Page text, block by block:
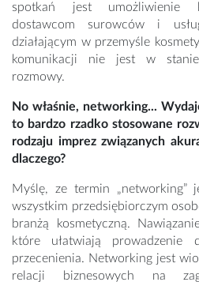
spotkań jest umożliwienie
dostawcom surowców i
działającym w przemyśle
komunikacji nie jest w stanie
rozmowy.
No właśnie, networking...
to bardzo rzadko stosowane
rodzaju imprez związanych
dlaczego?
Myślę, ze termin „networking”
wszystkim przedsiębiorczym
branżą kosmetyczną.
które ułatwiają prowadzenie
przecenienia. Networking jest
relacji biznesowych na